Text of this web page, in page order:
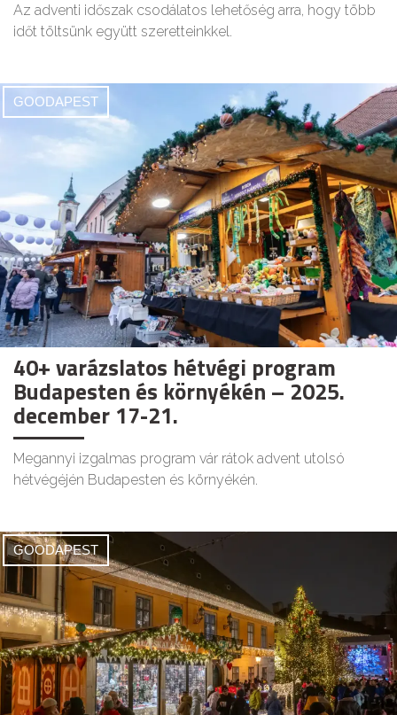
Az adventi időszak csodálatos lehetőség arra, hogy több
időt töltsünk együtt szeretteinkkel.
GOODAPEST
40+ varázslatos hétvégi program
Budapesten és környékén – 2025.
december 17-21.
Megannyi izgalmas program vár rátok advent utolsó
hétvégéjén Budapesten és környékén.
GOODAPEST